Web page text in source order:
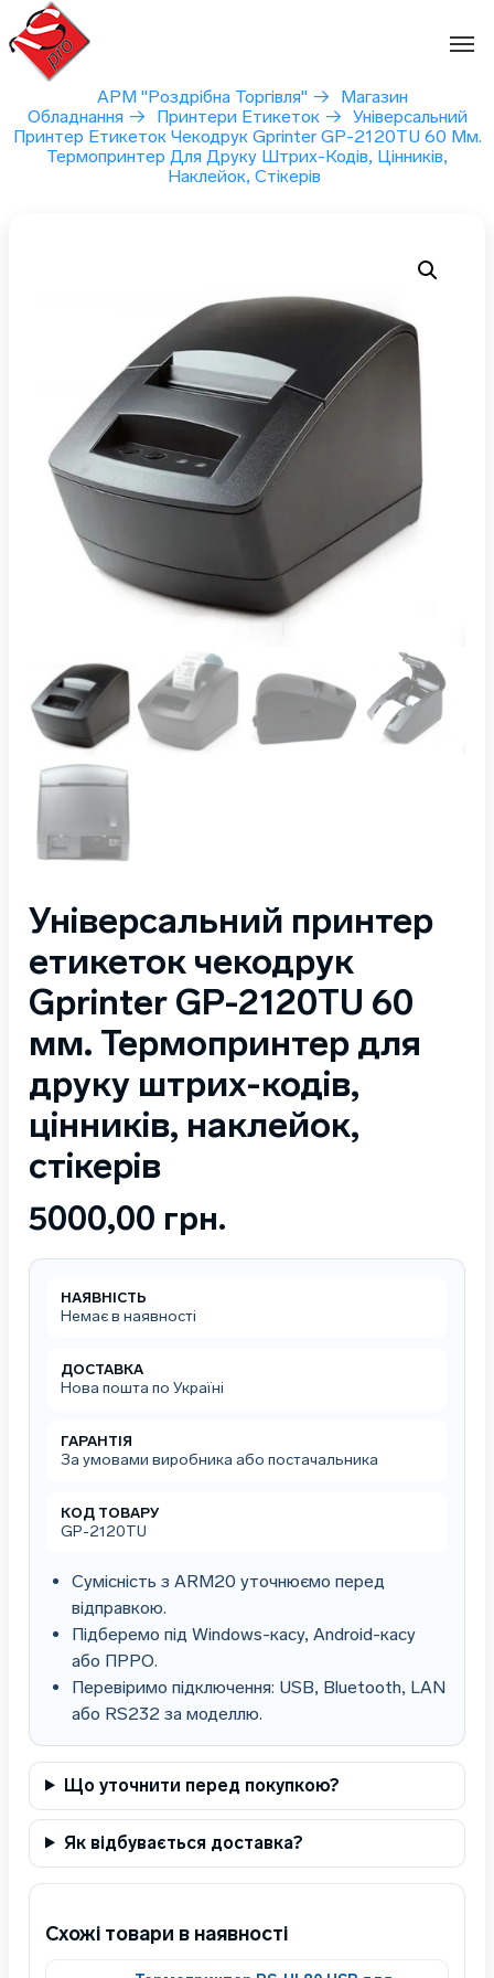
Перейти
вмісту
АРМ "Роздрібна Торгівля" →
Магазин
Обладнання → Принтери Етикеток → Універсальний
Принтер Етикеток Чекодрук Gprinter GP-2120TU 60 Мм.
Термопринтер Для Друку Штрих-Кодів, Цінників,
Наклейок, Стікерів
Універсальний принтер
етикеток чекодрук
Gprinter GP-2120TU 60
мм. Термопринтер для
друку штрих-кодів,
цінників, наклейок,
стікерів
5000,00 грн.
НАЯВНІСТЬ
Немає в наявності
ДОСТАВКА
Нова пошта по Україні
ГАРАНТІЯ
За умовами виробника або постачальника
КОД ТОВАРУ
GP-2120TU
Сумісність з ARM20 уточнюємо перед
відправкою.
Підберемо під Windows-касу, Android-касу
або ПРРО.
Перевіримо підключення: USB, Bluetooth, LAN
або RS232 за моделлю.
Що уточнити перед покупкою?
Як відбувається доставка?
Схожі товари в наявності